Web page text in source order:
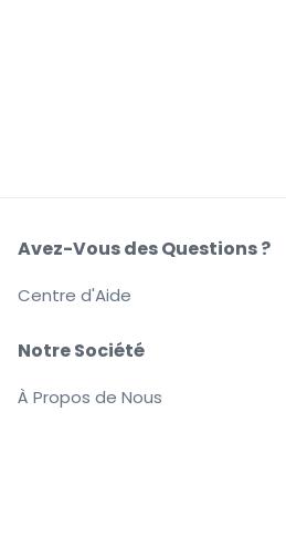
Notre Société
À Propos de Nous
Avez-Vous des Questions ?
Centre d'Aide